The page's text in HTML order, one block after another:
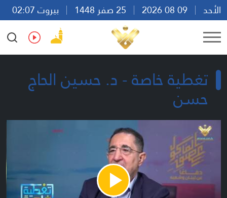
الأحد
بيروت 02:07
Ar
En Fr Es
تغطية خاصة - د. حسين الحاج
حسن
Play
Video